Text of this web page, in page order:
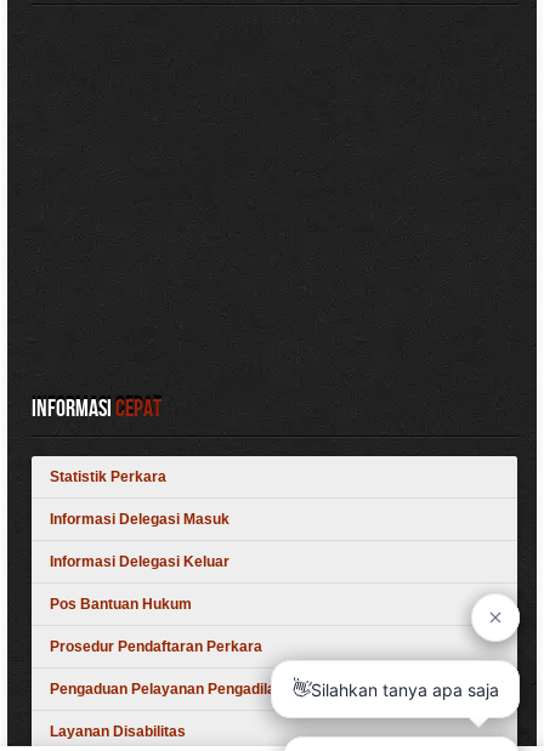
InformasiCepat
Statistik Perkara
Informasi Delegasi Masuk
Informasi Delegasi Keluar
Pos Bantuan Hukum
Prosedur Pendaftaran Perkara
Pengaduan Pelayanan Pengadilan
Layanan Disabilitas